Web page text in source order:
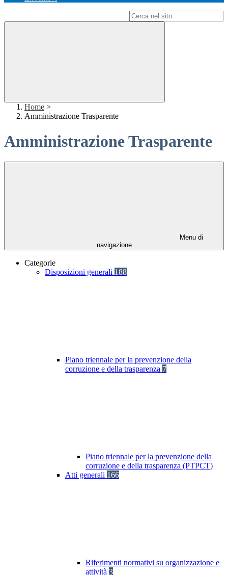
Home >
Amministrazione Trasparente
Amministrazione Trasparente
Menu di
navigazione
Categorie
Disposizioni generali 188
Piano triennale per la prevenzione della
corruzione e della trasparenza 7
Piano triennale per la prevenzione della
corruzione e della trasparenza (PTPCT)
Atti generali 166
Riferimenti normativi su organizzazione e
attività 3